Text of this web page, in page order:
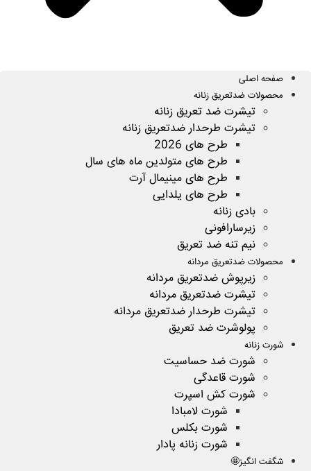
صفحه اصلی
محصولات ضدتعریق زنانه
تیشرت ضد تعریق زنانه
تیشرت طرحدار ضدتعریق زنانه
طرح های 2026
طرح های متولدین ماه های سال
طرح های مینیمال آرت
طرح های یلدایی
بادی زنانه
زیرسارافونی
نیم تنه ضد تعریق
محصولات ضدتعریق مردانه
زیرپوش ضدتعریق مردانه
تیشرت ضدتعریق مردانه
تیشرت طرحدار ضدتعریق مردانه
پولوشرت ضد تعریق
شورت زنانه
شورت ضد حساسیت
شورت قاعدگی
شورت کش اسپرت
شورت لامبادا
شورت بکلس
شورت زنانه پادار
شگفت انگیز🤩